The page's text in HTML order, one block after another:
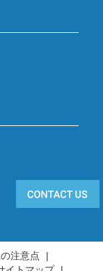
注意点